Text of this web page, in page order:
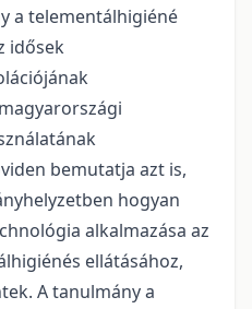
a telementálhigiéné
idősek
bemutatja azt is,
hogyan
alkalmazása az
ellátásához,
A tanulmány a